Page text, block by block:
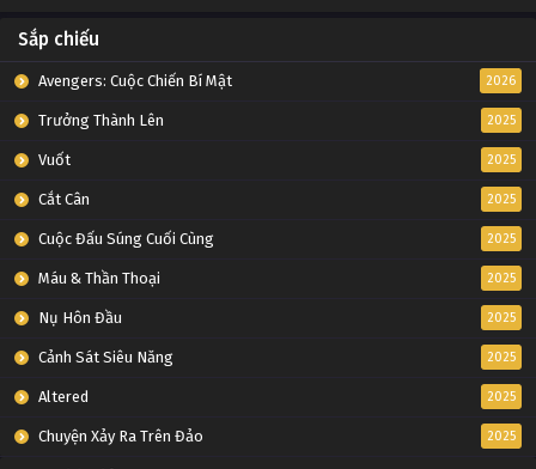
Sắp chiếu
Avengers: Cuộc Chiến Bí Mật 2026
Trưởng Thành Lên 2025
Vuốt 2025
Cắt Cân 2025
Cuộc Đấu Súng Cuối Cùng 2025
Máu & Thần Thoại 2025
Nụ Hôn Đầu 2025
Cảnh Sát Siêu Năng 2025
Altered 2025
Chuyện Xảy Ra Trên Đảo 2025